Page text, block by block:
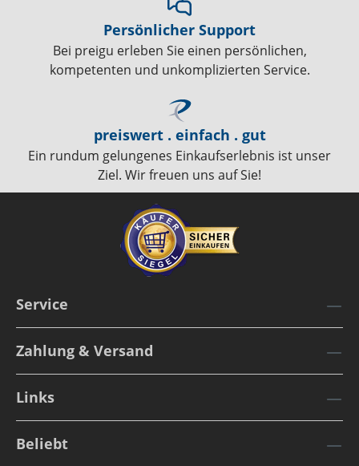
Persönlicher Support
Bei preigu erleben Sie einen persönlichen,
kompetenten und unkomplizierten Service.
preiswert . einfach . gut
Ein rundum gelungenes Einkaufserlebnis ist unser
Ziel. Wir freuen uns auf Sie!
Service
Zahlung & Versand
Links
Beliebt